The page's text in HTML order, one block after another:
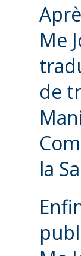
Me
de
la